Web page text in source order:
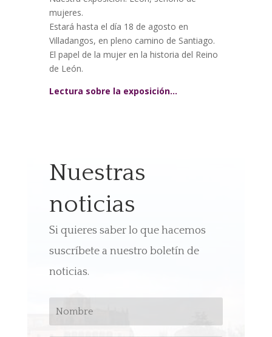
mujeres.
Estará hasta el día 18 de agosto en
Villadangos, en pleno camino de Santiago.
El papel de la mujer en la historia del Reino
de León.
Lectura sobre la exposición…
Nuestras
noticias
Si quieres saber lo que hacemos
suscríbete a nuestro boletín de
noticias.